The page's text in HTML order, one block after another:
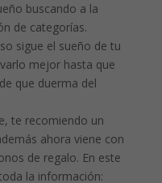
buscando a la
de categorías.
sigue el sueño de tu
mejor hasta que
que duerma del
te recomiendo un
ahora viene con
de regalo. En este
la información: